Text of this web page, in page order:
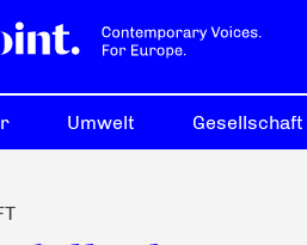
Umwelt Gesellschaft